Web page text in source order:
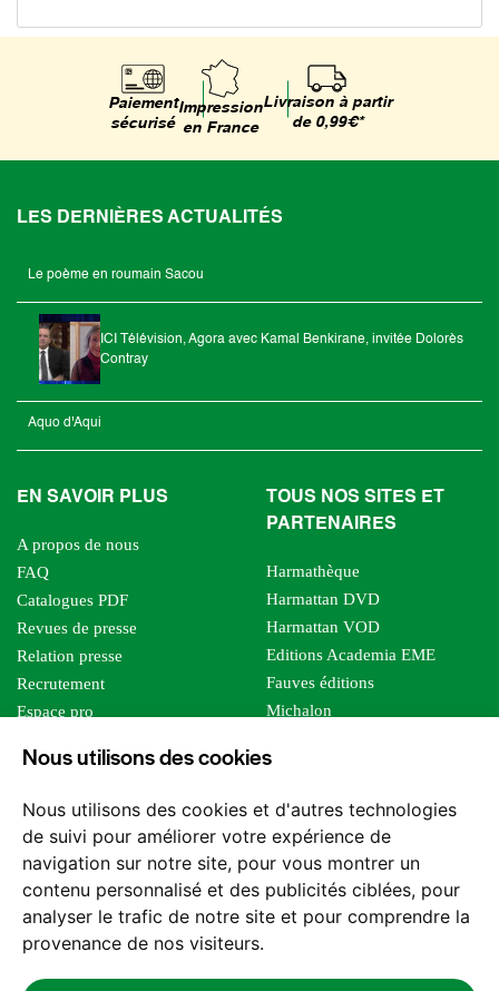
Nous utilisons des cookies
Nous utilisons des cookies et d'autres technologies
de suivi pour améliorer votre expérience de
navigation sur notre site, pour vous montrer un
contenu personnalisé et des publicités ciblées, pour
analyser le trafic de notre site et pour comprendre la
provenance de nos visiteurs.
Paiement
sécurisé
Impression
en France
Livraison à partir
de 0,99€*
LES DERNIÈRES ACTUALITÉS
Le poème en roumain Sacou
ICI Télévision, Agora avec Kamal Benkirane, invitée Dolorès
Contray
Aquo d'Aqui
EN SAVOIR PLUS
A propos de nous
FAQ
Catalogues PDF
Revues de presse
Relation presse
Recrutement
Espace pro
Foreign rights
TOUS NOS SITES ET
PARTENAIRES
Harmathèque
Harmattan DVD
Harmattan VOD
Editions Academia EME
Fauves éditions
Michalon
Editions Sutton
Les impliqués
Tous les éditeurs
Nos structures
Nous contacter